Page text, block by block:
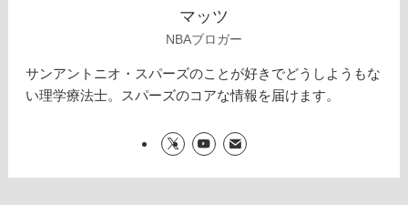
マッツ
NBAブロガー
サンアントニオ・スパーズのことが好きでどうしようもな
い理学療法士。スパーズのコアな情報を届けます。